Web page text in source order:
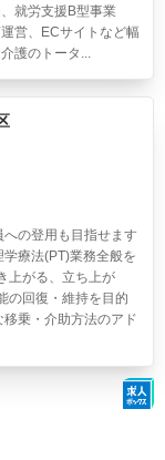
就労支援B型事業
営、ECサイトなど幅
護のトータ...
への登用も目指せます
療法(PT)業務全般を
上がる、立ち上が
の回復・維持を目的
乗・介助方法のアド